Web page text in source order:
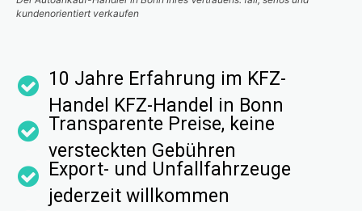
kundenorientiert verkaufen
10 Jahre Erfahrung im KFZ-
Handel KFZ-Handel in Bonn
Transparente Preise, keine
versteckten Gebühren
Export- und Unfallfahrzeuge
jederzeit willkommen